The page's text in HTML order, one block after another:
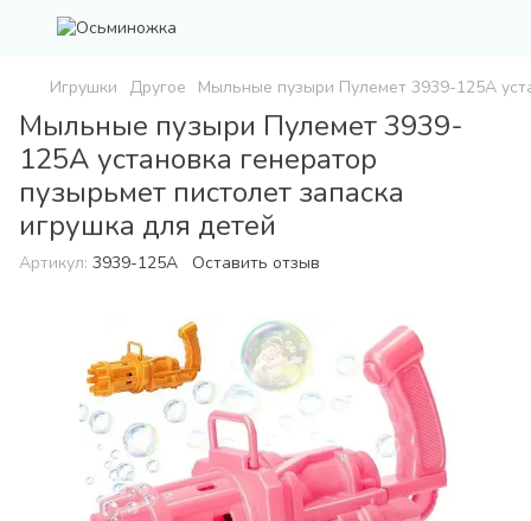
Игрушки Другое Мыльные пузыри Пулемет 3939-125A
Мыльные пузыри Пулемет 3939-
125A установка генератор
пузырьмет пистолет запаска
игрушка для детей
Артикул: 3939-125A Оставить отзыв